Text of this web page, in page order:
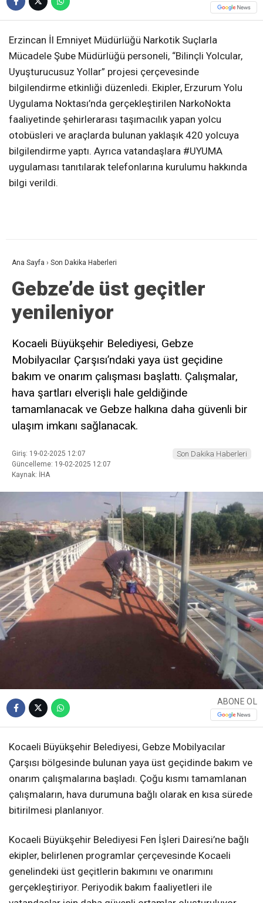
Erzincan İl Emniyet Müdürlüğü Narkotik Suçlarla
Mücadele Şube Müdürlüğü personeli, “Bilinçli Yolcular,
Uyuşturucusuz Yollar” projesi çerçevesinde
bilgilendirme etkinliği düzenledi. Ekipler, Erzurum Yolu
Uygulama Noktası’nda gerçekleştirilen NarkoNokta
faaliyetinde şehirlerarası taşımacılık yapan yolcu
otobüsleri ve araçlarda bulunan yaklaşık 420 yolcuya
bilgilendirme yaptı. Ayrıca vatandaşlara #UYUMA
uygulaması tanıtılarak telefonlarına kurulumu hakkında
bilgi verildi.
Ana Sayfa › Son Dakika Haberleri
Gebze’de üst geçitler
yenileniyor
Kocaeli Büyükşehir Belediyesi, Gebze
Mobilyacılar Çarşısı’ndaki yaya üst geçidine
bakım ve onarım çalışması başlattı. Çalışmalar,
hava şartları elverişli hale geldiğinde
tamamlanacak ve Gebze halkına daha güvenli bir
ulaşım imkanı sağlanacak.
Giriş: 19-02-2025 12:07
Güncelleme: 19-02-2025 12:07
Kaynak: İHA
Son Dakika Haberleri
ABONE OL
Kocaeli Büyükşehir Belediyesi, Gebze Mobilyacılar
Çarşısı bölgesinde bulunan yaya üst geçidinde bakım ve
onarım çalışmalarına başladı. Çoğu kısmı tamamlanan
çalışmaların, hava durumuna bağlı olarak en kısa sürede
bitirilmesi planlanıyor.
Kocaeli Büyükşehir Belediyesi Fen İşleri Dairesi’ne bağlı
ekipler, belirlenen programlar çerçevesinde Kocaeli
genelindeki üst geçitlerin bakımını ve onarımını
gerçekleştiriyor. Periyodik bakım faaliyetleri ile